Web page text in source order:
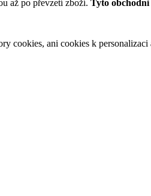
až po převzetí zboží. Tyto
cookies, ani cookies k